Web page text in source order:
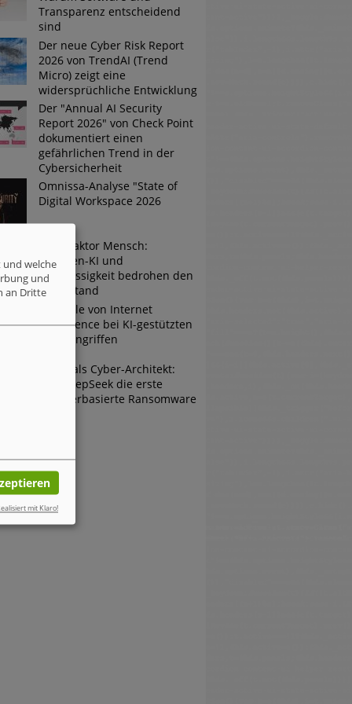
Transparenz entscheidend
sind
Der neue Cyber Risk Report
2026 von TrendAI (Trend
Micro) zeigt eine
widersprüchliche Entwicklung
Der "Annual AI Security
Report 2026" von Check Point
dokumentiert einen
gefährlichen Trend in der
Cybersicherheit
Omnissa-Analyse "State of
Digital Workspace 2026
Risikofaktor Mensch:
Schatten-KI und
Nachlässigkeit bedrohen den
Mittelstand
Die Rolle von Internet
Intelligence bei KI-gestützten
Cyberangriffen
Die KI als Cyber-Architekt:
Wie DeepSeek die erste
browserbasierte Ransomware
welche
und
an Dritte
mit Klaro!